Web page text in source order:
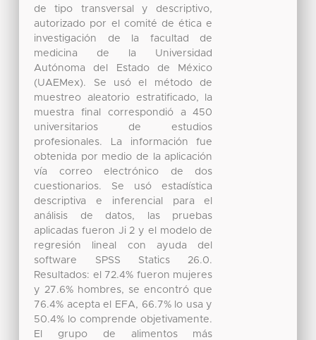
de tipo transversal y descriptivo,
autorizado por el comité de ética e
investigación de la facultad de
medicina de la Universidad
Autónoma del Estado de México
(UAEMex). Se usó el método de
muestreo aleatorio estratificado, la
muestra final correspondió a 450
universitarios de estudios
profesionales. La información fue
obtenida por medio de la aplicación
vía correo electrónico de dos
cuestionarios. Se usó estadística
descriptiva e inferencial para el
análisis de datos, las pruebas
aplicadas fueron Ji 2 y el modelo de
regresión lineal con ayuda del
software SPSS Statics 26.0.
Resultados: el 72.4% fueron mujeres
y 27.6% hombres, se encontró que
76.4% acepta el EFA, 66.7% lo usa y
50.4% lo comprende objetivamente.
El grupo de alimentos más